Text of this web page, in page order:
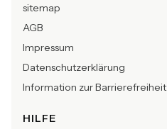
sitemap
AGB
Impressum
Datenschutzerklärung
Information zur Barrierefreiheit
HILFE